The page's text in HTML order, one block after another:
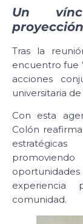
Un
proyección
Tras la
encuentro fue
acciones
universitaria
Con esta
Colón
experiencia
comunidad.